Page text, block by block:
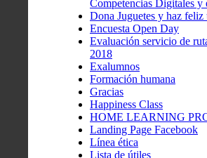
Competencias Digitales y
Dona Juguetes y haz feliz
Encuesta Open Day
Evaluación servicio de
2018
Exalumnos
Formación humana
Gracias
Happiness Class
HOME LEARNING
Landing Page Facebook
Línea ética
Lista de útiles